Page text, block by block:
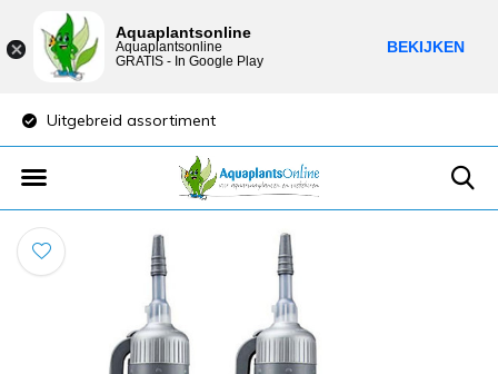
Uitgebreid assortiment
Aquaplantsonline
Aquaplantsonline
GRATIS - In Google Play
BEKIJKEN